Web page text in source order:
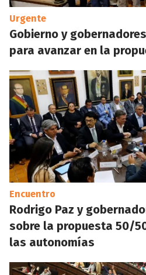
Urgente
Gobierno y
para avanzar en la
Encuentro
Rodrigo Paz y
sobre la propuesta 50/
las autonomías